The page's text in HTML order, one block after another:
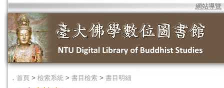
網站導覽
． 首頁 > 檢索系統 > 書目檢索 > 書目明細